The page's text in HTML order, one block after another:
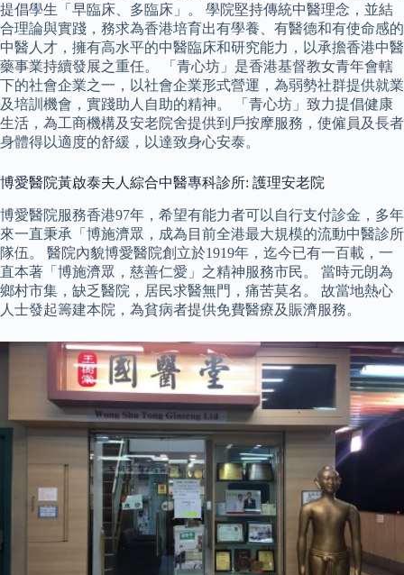
提倡學生「早臨床、多臨床」。 學院堅持傳統中醫理念，並結
合理論與實踐，務求為香港培育出有學養、有醫德和有使命感的
中醫人才，擁有高水平的中醫臨床和研究能力，以承擔香港中醫
藥事業持續發展之重任。 「青心坊」是香港基督教女青年會轄
下的社會企業之一，以社會企業形式營運，為弱勢社群提供就業
及培訓機會，實踐助人自助的精神。 「青心坊」致力提倡健康
生活，為工商機構及安老院舍提供到戶按摩服務，使僱員及長者
身體得以適度的舒緩，以達致身心安泰。
博愛醫院黃啟泰夫人綜合中醫專科診所: 護理安老院
博愛醫院服務香港97年，希望有能力者可以自行支付診金，多年
來一直秉承「博施濟眾，成為目前全港最大規模的流動中醫診所
隊伍。 醫院內貌博愛醫院創立於1919年，迄今已有一百載，一
直本著「博施濟眾，慈善仁愛」之精神服務市民。 當時元朗為
鄉村市集，缺乏醫院，居民求醫無門，痛苦莫名。 故當地熱心
人士發起籌建本院，為貧病者提供免費醫療及賑濟服務。